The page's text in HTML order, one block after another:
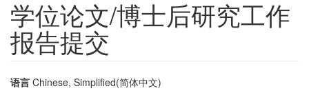
学位论文/博士后研究工作
报告提交
语言 Chinese, Simplified(简体中文)